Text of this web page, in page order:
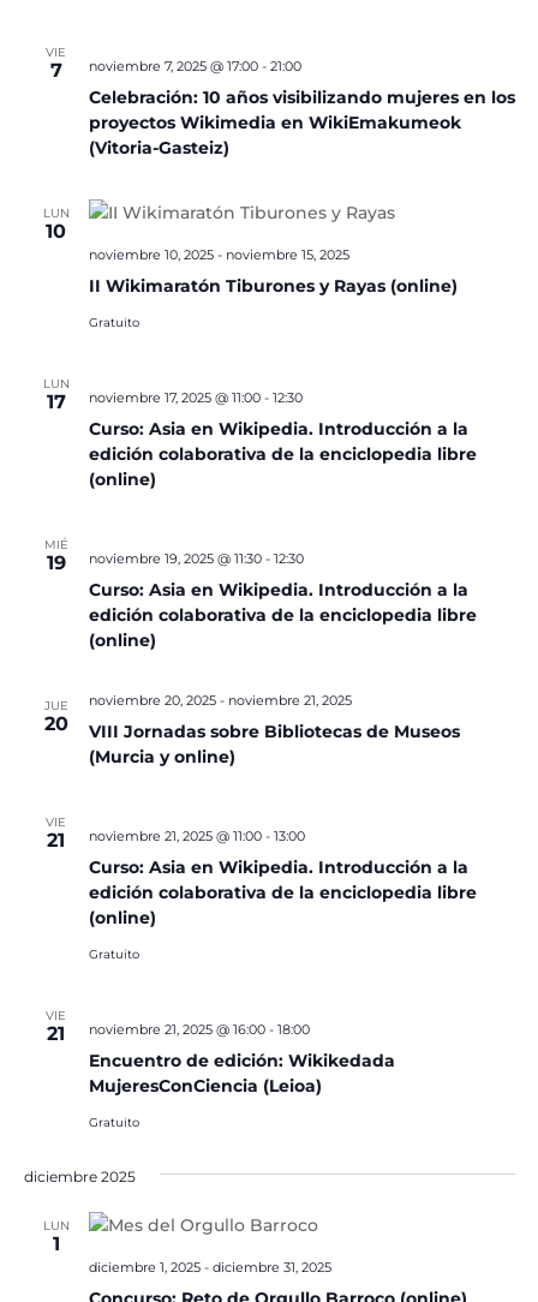
VIE
7
Celebración: 10 años visibilizando mujeres en los
proyectos Wikimedia en WikiEmakumeok
(Vitoria-Gasteiz)
noviembre 7, 2025 @ 17:00- 21:00
LUN
10
II Wikimaratón Tiburones y Rayas (online)
noviembre 10, 2025- noviembre 15, 2025
Gratuito
LUN
17
Curso: Asia en Wikipedia. Introducción a la
edición colaborativa de la enciclopedia libre
(online)
noviembre 17, 2025 @ 11:00- 12:30
MIÉ
19
Curso: Asia en Wikipedia. Introducción a la
edición colaborativa de la enciclopedia libre
(online)
noviembre 19, 2025 @ 11:30- 12:30
JUE
20
VIII Jornadas sobre Bibliotecas de Museos
(Murcia y online)
noviembre 20, 2025- noviembre 21, 2025
VIE
21
Curso: Asia en Wikipedia. Introducción a la
edición colaborativa de la enciclopedia libre
(online)
noviembre 21, 2025 @ 11:00- 13:00
Gratuito
VIE
21
Encuentro de edición: Wikikedada
MujeresConCiencia (Leioa)
noviembre 21, 2025 @ 16:00- 18:00
Gratuito
diciembre 2025
LUN
1
diciembre 1, 2025- diciembre 31, 2025